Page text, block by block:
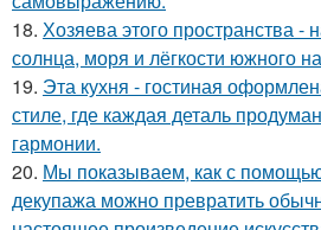
18. Хозяева этого пространства -
солнца, моря и лёгкости южного
19. Эта кухня - гостиная
стиле, где каждая деталь
гармонии.
20. Мы показываем, как с
декупажа можно превратить